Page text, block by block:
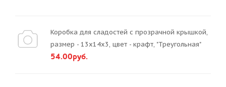
Коробка для сладостей с прозрачной крышкой,
размер - 13х14х3, цвет - крафт, "Треугольная"
54.00руб.